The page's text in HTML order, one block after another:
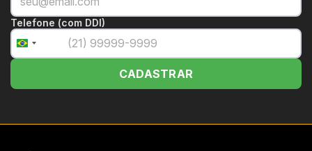
Telefone (com DDI)
Brazil
+55
CADASTRAR